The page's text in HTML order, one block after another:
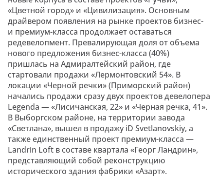
«Цветной город» и «Цивилизация». Основным
драйвером появления на рынке проектов бизнес-
и премиум-класса продолжает оставаться
редевелопмент. Превалирующая доля от объема
нового предложения бизнес-класса (40%)
пришлась на Адмиралтейский район, где
стартовали продажи «Лермонтовский 54». В
локации «Черной речки» (Приморский район)
начались продажи сразу двух проектов девелопера
Legenda — «Лисичанская, 22» и «Черная речка, 41».
В Выборгском районе, на территории завода
«Светлана», вышел в продажу iD Svetlanovskiy, а
также единственный проект премиум-класса —
Landrin Loft в составе квартала «Георг Ландрин»,
представляющий собой реконструкцию
исторического здания фабрики «Азарт».